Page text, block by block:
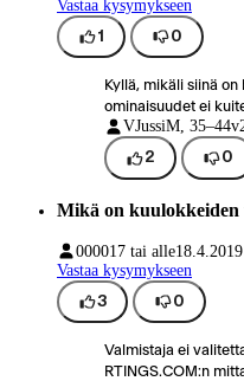
Vastaa kysymykseen
1 0
Kyllä, mikäli siinä
ominaisuudet ei
VJussiM, 35–44v
2 0
Mikä on kuulokkeiden
000017 tai alle18.4.2019
Vastaa kysymykseen
3 0
Valmistaja ei
RTINGS.COM:n